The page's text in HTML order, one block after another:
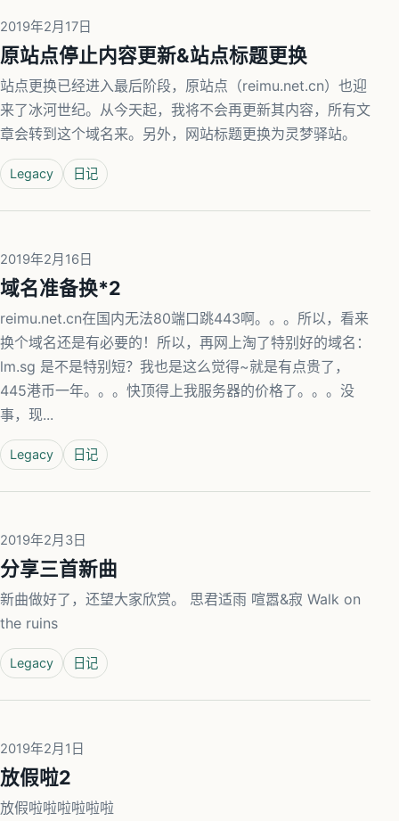
2019年2月17日
原站点停止内容更新&站点标题更换
站点更换已经进入最后阶段，原站点（reimu.net.cn）也迎
来了冰河世纪。从今天起，我将不会再更新其内容，所有文
章会转到这个域名来。另外，网站标题更换为灵梦驿站。
Legacy 日记
2019年2月16日
域名准备换*2
reimu.net.cn在国内无法80端口跳443啊。。。所以，看来
换个域名还是有必要的！所以，再网上淘了特别好的域名：
lm.sg 是不是特别短？我也是这么觉得~就是有点贵了，
445港币一年。。。快顶得上我服务器的价格了。。。没
事，现...
Legacy 日记
2019年2月3日
分享三首新曲
新曲做好了，还望大家欣赏。 思君适雨 喧嚣&寂 Walk on
the ruins
Legacy 日记
2019年2月1日
放假啦2
放假啦啦啦啦啦啦